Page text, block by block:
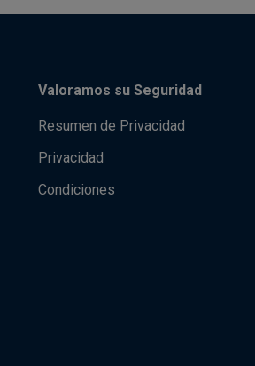
Valoramos su Seguridad
Resumen de Privacidad
Privacidad
Condiciones